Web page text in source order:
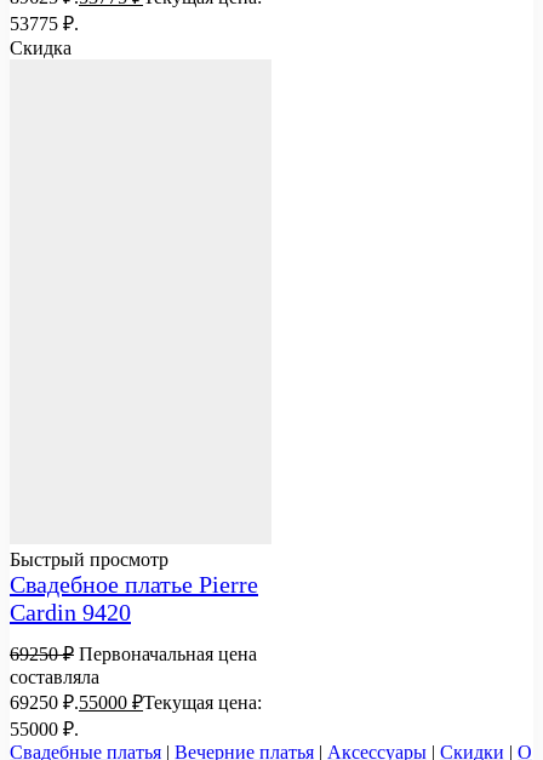
53775 ₽.
Скидка
Быстрый просмотр
Свадебное платье Pierre
Cardin 9420
69250₽ Первоначальная цена
составляла
69250 ₽.55000 ₽Текущая цена:
55000 ₽.
Свадебные платья | Вечерние платья | Аксессуары | Скидки | О